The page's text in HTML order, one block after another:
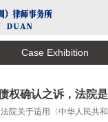
Case Exhibition
权确认之诉，法院
院关于适用〈中华人民共